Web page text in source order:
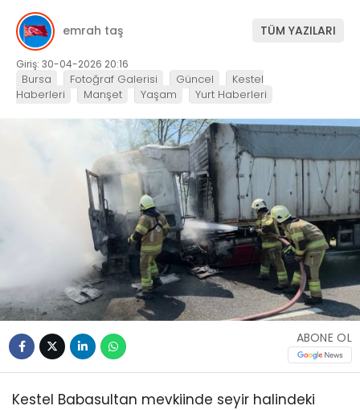
emrah taş TÜM YAZILARI
Giriş: 30-04-2026 20:16
Bursa Fotoğraf Galerisi Güncel
Kestel
Haberleri
Manşet Yaşam Yurt Haberleri
ABONE OL
Kestel Babasultan mevkiinde seyir halindeki